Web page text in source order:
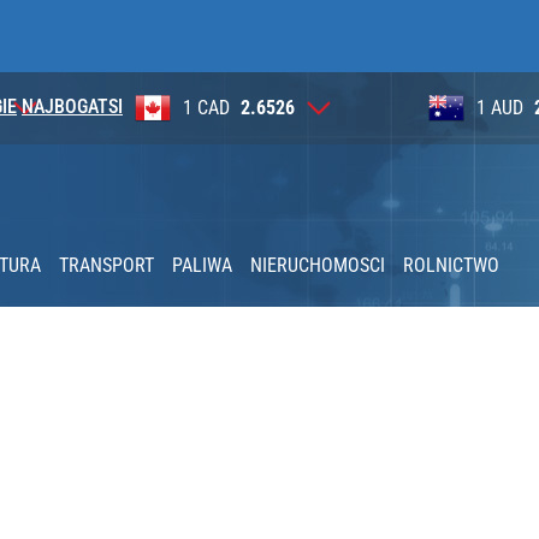
NAJBOGATSI
kolekcji kapsułowej
limitu. Kluczowy jest jeden warunek
1 AUD 2.6284 100
TRANSPORT PALIWA NIERUCHOMOSCI ROLNICTWO